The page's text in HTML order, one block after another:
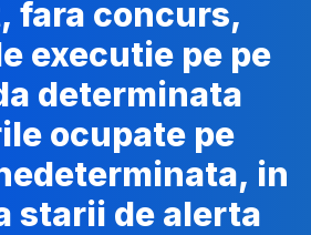
fara concurs,
executie pe pe
determinata
ocupate pe
in
starii de alerta